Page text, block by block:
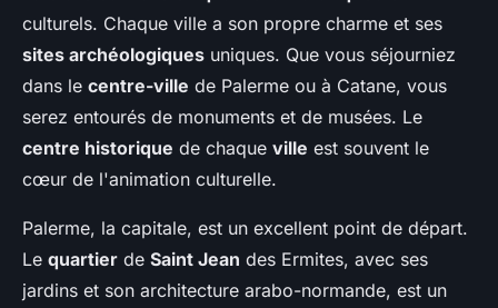
culturels. Chaque ville a son propre charme et ses
sites archéologiques uniques. Que vous séjourniez
dans le centre-ville de Palerme ou à Catane, vous
serez entourés de monuments et de musées. Le
centre historique de chaque ville est souvent le
cœur de l'animation culturelle.
Palerme, la capitale, est un excellent point de départ.
Le quartier de Saint Jean des Ermites, avec ses
jardins et son architecture arabo-normande, est un